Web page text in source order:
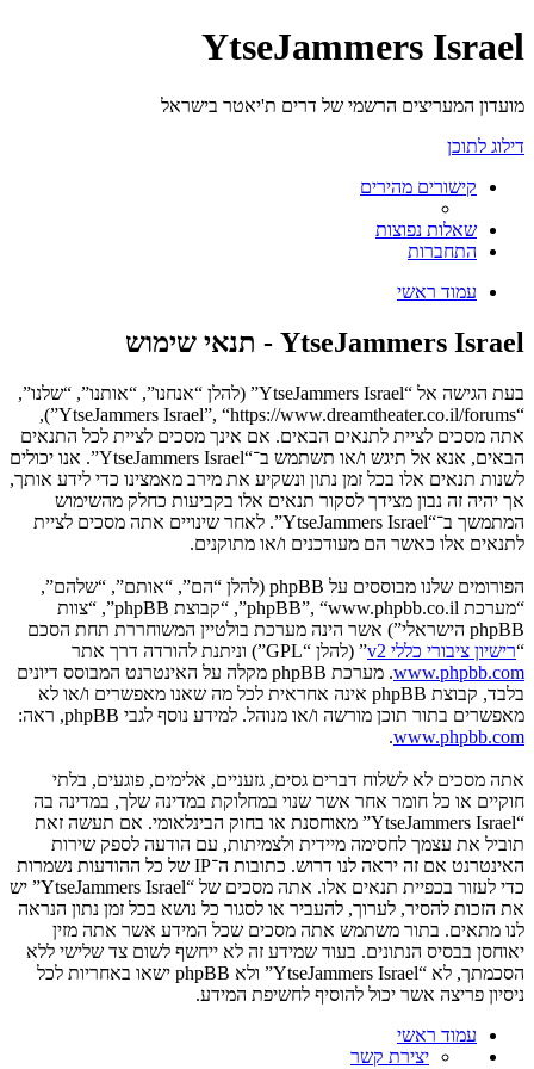
YtseJammers Israel
מועדון המעריצים הרשמי של דרים ת'יאטר בישראל
דילוג לתוכן
קישורים מהירים
שאלות נפוצות
התחברות
עמוד ראשי
YtseJammers Israel - תנאי שימוש
בעת הגישה אל “YtseJammers Israel” (להלן “אנחנו”, “אותנו”, “שלנו”,
“YtseJammers Israel”, “https://www.dreamtheater.co.il/forums”),
אתה מסכים לציית לתנאים הבאים. אם אינך מסכים לציית לכל התנאים
הבאים, אנא אל תיגש ו/או תשתמש ב־“YtseJammers Israel”. אנו יכולים
לשנות תנאים אלו בכל זמן נתון ונשקיע את מירב מאמצינו כדי לידע אותך,
אך יהיה זה נבון מצידך לסקור תנאים אלו בקביעות כחלק מהשימוש
המתמשך ב־“YtseJammers Israel”. לאחר שינויים אתה מסכים לציית
לתנאים אלו כאשר הם מעודכנים ו/או מתוקנים.
הפורומים שלנו מבוססים על phpBB (להלן “הם”, “אותם”, “שלהם”,
“מערכת phpBB”, “www.phpbb.co.il”, “קבוצת phpBB”, “צוות
phpBB הישראלי”) אשר הינה מערכת בולטיין המשוחררת תחת הסכם
“רישיון ציבורי כללי v2
” (להלן “GPL”) וניתנת להורדה דרך אתר
www.phpbb.com
. מערכת phpBB מקלה על האינטרנט המבוסס דיונים
בלבד, קבוצת phpBB אינה אחראית לכל מה שאנו מאפשרים ו/או לא
מאפשרים בתור תוכן מורשה ו/או מנוהל. למידע נוסף לגבי phpBB, ראה:
www.phpbb.com
.
אתה מסכים לא לשלוח דברים גסים, גזעניים, אלימים, פוגעים, בלתי
חוקיים או כל חומר אחר אשר שנוי במחלוקת במדינה שלך, במדינה בה
“YtseJammers Israel” מאוחסנת או בחוק הבינלאומי. אם תעשה זאת
תוביל את עצמך לחסימה מיידית ולצמיתות, עם הודעה לספק שירות
האינטרנט אם זה יראה לנו דרוש. כתובות ה־IP של כל ההודעות נשמרות
כדי לעזור בכפיית תנאים אלו. אתה מסכים של “YtseJammers Israel” יש
את הזכות להסיר, לערוך, להעביר או לסגור כל נושא בכל זמן נתון הנראה
לנו מתאים. בתור משתמש אתה מסכים שכל המידע אשר אתה מזין
יאוחסן בבסיס הנתונים. בעוד שמידע זה לא ייחשף לשום צד שלישי ללא
הסכמתך, לא “YtseJammers Israel” ולא phpBB ישאו באחריות לכל
ניסיון פריצה אשר יכול להוסיף לחשיפת המידע.
עמוד ראשי
יצירת קשר